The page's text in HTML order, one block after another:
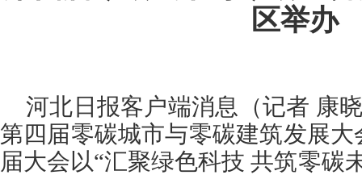
区举办
河北日报客户端消息（记者 康
第四届零碳城市与零碳建筑发展
届大会以“汇聚绿色科技 共筑零碳